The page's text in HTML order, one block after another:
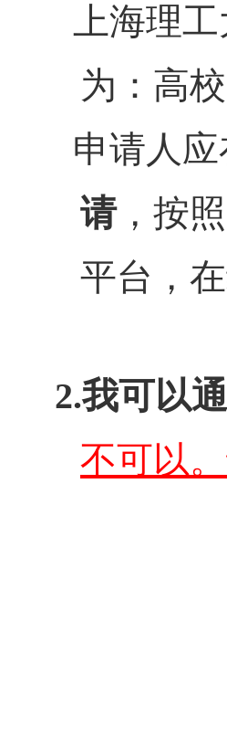
上海理
为：高
申请人应
请，按
平台，
2.我可以
不可以